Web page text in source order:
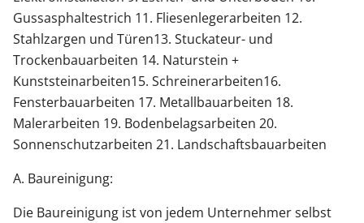
Gussasphaltestrich 11. Fliesenlegerarbeiten 12.
Stahlzargen und Türen13. Stuckateur- und
Trockenbauarbeiten 14. Naturstein +
Kunststeinarbeiten15. Schreinerarbeiten16.
Fensterbauarbeiten 17. Metallbauarbeiten 18.
Malerarbeiten 19. Bodenbelagsarbeiten 20.
Sonnenschutzarbeiten 21. Landschaftsbauarbeiten
A. Baureinigung:
Die Baureinigung ist von jedem Unternehmer selbst